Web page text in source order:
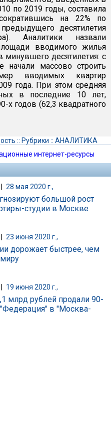
по 2019 годы, составила
на 22% по
десятилетия
Аналитики назвали
вводимого жилья
десятилетия: с
начали массово строить
вводимых квартир
года. При этом средняя
в последние 10 лет,
х годов (62,3 квадратного
:: Рубрики :: АНАЛИТИКА
интернет-ресурсы
| 28 мая 2020 г.,
большой рост
студии в Москве
23 июня 2020 г.,
дорожает быстрее, чем
19 июня 2020 г.,
млрд рублей продали 90-
в "Москва-